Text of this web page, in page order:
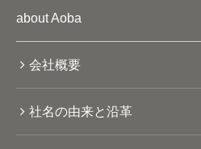
about Aoba
会社概要
社名の由来と沿革